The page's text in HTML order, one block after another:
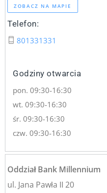
ZOBACZ NA MAPIE
Telefon:
801331331
Godziny otwarcia
pon. 09:30-16:30
wt. 09:30-16:30
śr. 09:30-16:30
czw. 09:30-16:30
Oddział Bank Millennium
ul. Jana Pawła II 20